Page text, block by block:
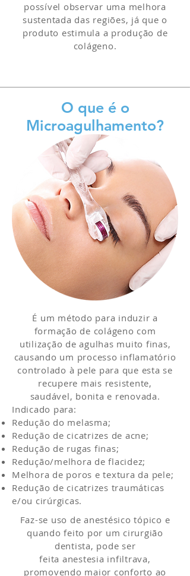
possível observar uma melhora
sustentada das regiões, já que o
produto estimula a produção de
colágeno.
O que é o
Microagulhamento?
É um método para induzir a
formação de colágeno com
utilização de agulhas muito finas,
causando um processo inflamatório
controlado à pele para que esta se
recupere mais resistente,
saudável, bonita e renovada.
Indicado para:
Redução do melasma;
Redução de cicatrizes de acne;
Redução de rugas finas;
Redução/melhora de flacidez;
Melhora de poros e textura da pele;
Redução de cicatrizes traumáticas
e/ou cirúrgicas.
Faz-se uso de anestésico tópico e
quando feito por um cirurgião
dentista, pode ser
feita anestesia infiltrava,
promovendo maior conforto ao